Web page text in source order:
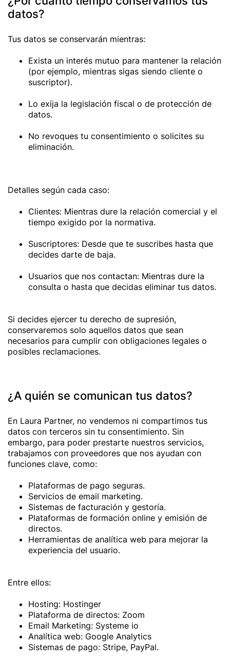
datos?
Tus datos se conservarán mientras:
Exista un interés mutuo para mantener la relación
(por ejemplo, mientras sigas siendo cliente o
suscriptor).
Lo exija la legislación fiscal o de protección de
datos.
No revoques tu consentimiento o solicites su
eliminación.
Detalles según cada caso:
Clientes: Mientras dure la relación comercial y el
tiempo exigido por la normativa.
Suscriptores: Desde que te suscribes hasta que
decides darte de baja.
Usuarios que nos contactan: Mientras dure la
consulta o hasta que decidas eliminar tus datos.
Si decides ejercer tu derecho de supresión,
conservaremos solo aquellos datos que sean
necesarios para cumplir con obligaciones legales o
posibles reclamaciones.
¿A quién se comunican tus datos?
En Laura Partner, no vendemos ni compartimos tus
datos con terceros sin tu consentimiento. Sin
embargo, para poder prestarte nuestros servicios,
trabajamos con proveedores que nos ayudan con
funciones clave, como:
Plataformas de pago seguras.
Servicios de email marketing.
Sistemas de facturación y gestoría.
Plataformas de formación online y emisión de
directos.
Herramientas de analítica web para mejorar la
experiencia del usuario.
Entre ellos:
Hosting: Hostinger
Plataforma de directos: Zoom
Email Marketing: Systeme io
Analítica web: Google Analytics
Sistemas de pago: Stripe, PayPal.